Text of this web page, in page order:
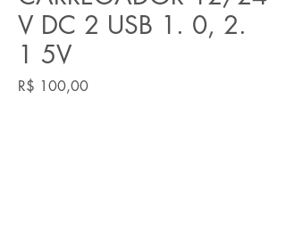
V DC 2 USB 1. 0, 2.
1 5V
R$ 100,00Preço